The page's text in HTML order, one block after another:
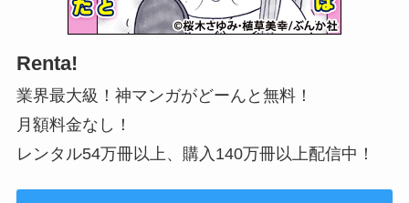
Renta!
業界最大級！神マンガがどーんと無料！
月額料金なし！
レンタル54万冊以上、購入140万冊以上配信中！